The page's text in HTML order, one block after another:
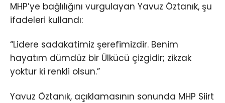
MHP’ye bağlılığını vurgulayan Yavuz Öztanık, şu
ifadeleri kullandı:
“Lidere sadakatimiz şerefimizdir. Benim
hayatım dümdüz bir Ülkücü çizgidir; zikzak
yoktur ki renkli olsun.”
Yavuz Öztanık, açıklamasının sonunda MHP Siirt